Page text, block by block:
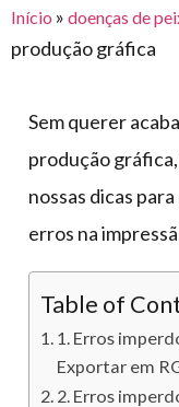
premiações
para
o
feira
offshore
mercado
epi's
e
lonas
e logística
armazenagem
vida
de
caminhoneiro
Início » doenças de
produção gráfica
Sem querer
produção
nossas dicas
erros na
Table of
1. Erros
Exportar em
2. Erros